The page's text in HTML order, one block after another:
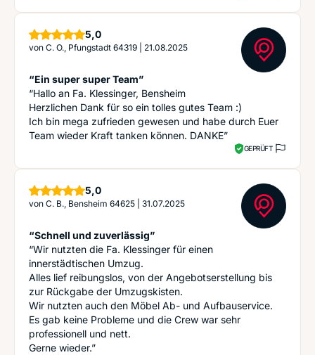
5,0Sterne
von C. O., Pfungstadt 64319 21.08.2025
“Ein super super Team”
“Hallo an Fa. Klessinger, Bensheim
Herzlichen Dank für so ein tolles gutes Team :)
Ich bin mega zufrieden gewesen und habe durch Euer
Team wieder Kraft tanken können. DANKE”
GEPRÜFT
5,0Sterne
von C. B., Bensheim 64625 31.07.2025
“Schnell und zuverlässig”
“Wir nutzten die Fa. Klessinger für einen
innerstädtischen Umzug.
Alles lief reibungslos, von der Angebotserstellung bis
zur Rückgabe der Umzugskisten.
Wir nutzten auch den Möbel Ab- und Aufbauservice.
Es gab keine Probleme und die Crew war sehr
professionell und nett.
Gerne wieder.”